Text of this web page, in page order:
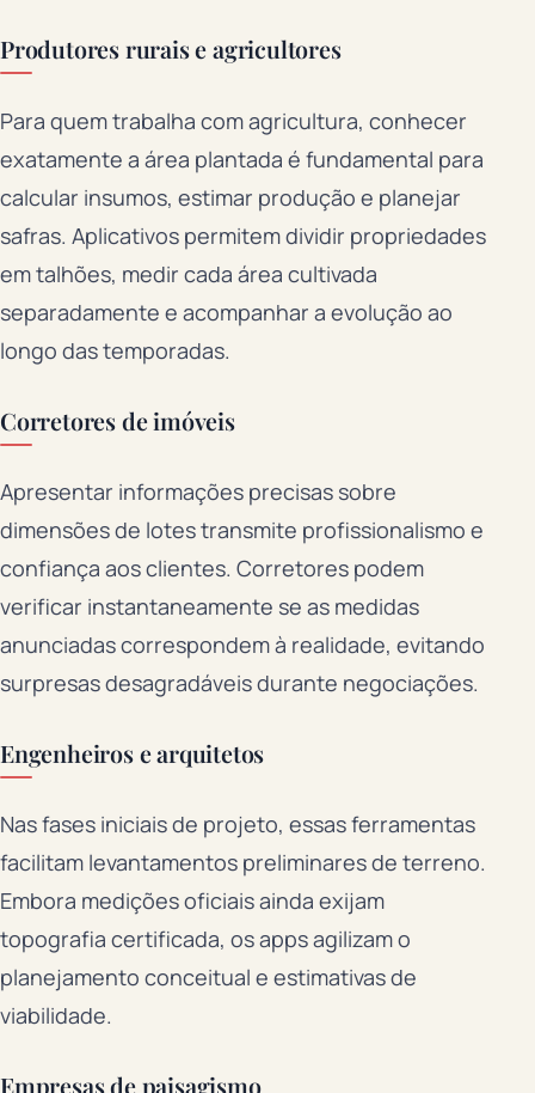
Produtores rurais e agricultores
Para quem trabalha com agricultura, conhecer
exatamente a área plantada é fundamental para
calcular insumos, estimar produção e planejar
safras. Aplicativos permitem dividir propriedades
em talhões, medir cada área cultivada
separadamente e acompanhar a evolução ao
longo das temporadas.
Corretores de imóveis
Apresentar informações precisas sobre
dimensões de lotes transmite profissionalismo e
confiança aos clientes. Corretores podem
verificar instantaneamente se as medidas
anunciadas correspondem à realidade, evitando
surpresas desagradáveis durante negociações.
Engenheiros e arquitetos
Nas fases iniciais de projeto, essas ferramentas
facilitam levantamentos preliminares de terreno.
Embora medições oficiais ainda exijam
topografia certificada, os apps agilizam o
planejamento conceitual e estimativas de
viabilidade.
Empresas de paisagismo